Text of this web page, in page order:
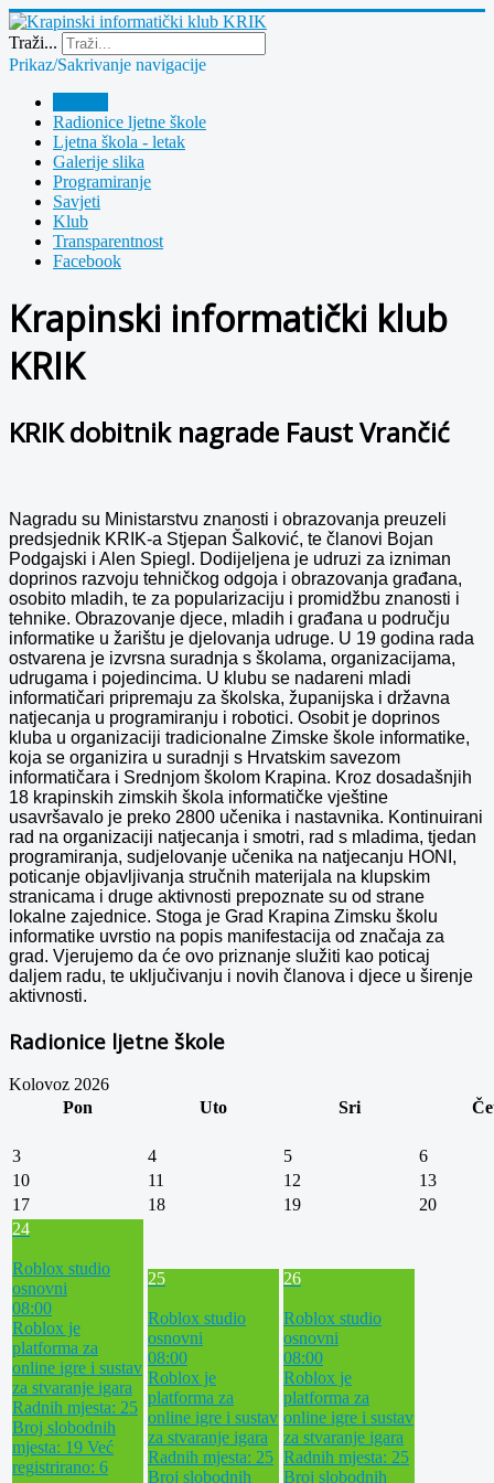
Traži...
Prikaz/Sakrivanje navigacije
Radionice ljetne škole
Ljetna škola - letak
Galerije slika
Programiranje
Savjeti
Klub
Transparentnost
Facebook
Krapinski informatički klub
KRIK
KRIK dobitnik nagrade Faust Vrančić
Nagradu su Ministarstvu znanosti i obrazovanja preuzeli
predsjednik KRIK-a Stjepan Šalković, te članovi Bojan
Podgajski i Alen Spiegl. Dodijeljena je udruzi za izniman
doprinos razvoju tehničkog odgoja i obrazovanja građana,
osobito mladih, te za popularizaciju i promidžbu znanosti i
tehnike. Obrazovanje djece, mladih i građana u području
informatike u žarištu je djelovanja udruge. U 19 godina rada
ostvarena je izvrsna suradnja s školama, organizacijama,
udrugama i pojedincima. U klubu se nadareni mladi
informatičari pripremaju za školska, županijska i državna
natjecanja u programiranju i robotici. Osobit je doprinos
kluba u organizaciji tradicionalne Zimske škole informatike,
koja se organizira u suradnji s Hrvatskim savezom
informatičara i Srednjom školom Krapina. Kroz dosadašnjih
18 krapinskih zimskih škola informatičke vještine
usavršavalo je preko 2800 učenika i nastavnika. Kontinuirani
rad na organizaciji natjecanja i smotri, rad s mladima, tjedan
programiranja, sudjelovanje učenika na natjecanju HONI,
poticanje objavljivanja stručnih materijala na klupskim
stranicama i druge aktivnosti prepoznate su od strane
lokalne zajednice. Stoga je Grad Krapina Zimsku školu
informatike uvrstio na popis manifestacija od značaja za
grad. Vjerujemo da će ovo priznanje služiti kao poticaj
daljem radu, te uključivanju i novih članova i djece u širenje
aktivnosti.
Radionice ljetne škole
Year
Month
Year
Month
Kolovoz 2026
Pon
Uto Sri
3 4 5
6
10
11 12
13
17
18 19
20
24
Roblox studio
osnovni
08:00
Roblox je
platforma za
online igre i sustav
za stvaranje igara
Radnih mjesta: 25
Broj slobodnih
mjesta: 19 Već
registrirano: 6
25
Roblox studio
osnovni
08:00
Roblox je
platforma za
online igre i sustav
za stvaranje igara
Radnih mjesta: 25
Broj slobodnih
26
Roblox studio
osnovni
08:00
Roblox je
platforma za
online igre i sustav
za stvaranje igara
Radnih mjesta: 25
Broj slobodnih